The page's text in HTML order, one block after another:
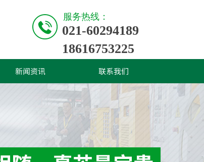
服务热线：
021-60294189
18616753225
新闻资讯 联系我们